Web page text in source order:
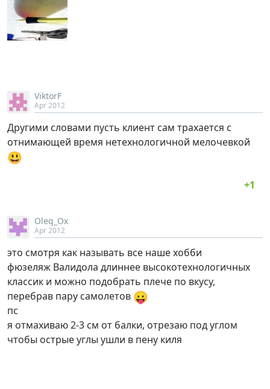
ViktorF
Apr 2012
Другими словами пусть клиент сам трахается с
отнимающей время нетехнологичной мелочевкой
😃
Oleg_Ox
Apr 2012
это смотря как называть все наше хобби
фюзеляж Валидола длиннее высокотехнологичных
классик и можно подобрать плече по вкусу,
перебрав пару самолетов 😛
пс
я отмахиваю 2-3 см от балки, отрезаю под углом
чтобы острые углы ушли в пену киля